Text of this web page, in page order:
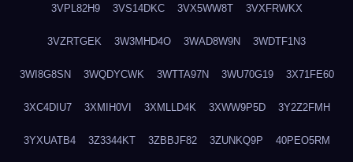
3VPL82H9 3VS14DKC 3VX5WW8T 3VXFRWKX
3VZRTGEK 3W3MHD4O 3WAD8W9N 3WDTF1N3
3WI8G8SN 3WQDYCWK 3WTTA97N 3WU70G19 3X71FE60
3XC4DIU7 3XMIH0VI 3XMLLD4K 3XWW9P5D 3Y2Z2FMH
3YXUATB4 3Z3344KT 3ZBBJF82 3ZUNKQ9P 40PEO5RM